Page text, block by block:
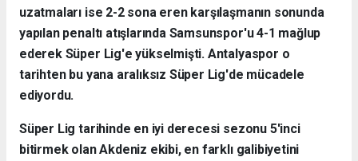
uzatmaları ise 2-2 sona eren karşılaşmanın sonunda
yapılan penaltı atışlarında Samsunspor'u 4-1 mağlup
ederek Süper Lig'e yükselmişti. Antalyaspor o
tarihten bu yana aralıksız Süper Lig'de mücadele
ediyordu.
Süper Lig tarihinde en iyi derecesi sezonu 5'inci
bitirmek olan Akdeniz ekibi, en farklı galibiyetini